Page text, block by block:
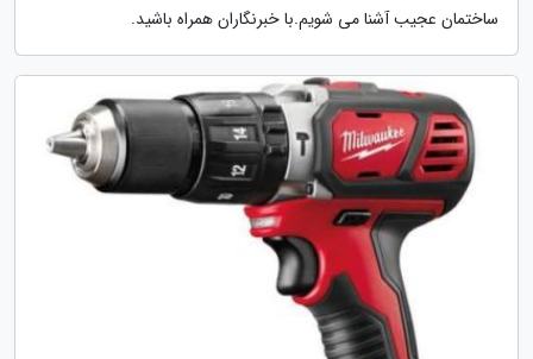
ساختمان عجیب آشنا می شویم.با خبرنگاران همراه باشید.